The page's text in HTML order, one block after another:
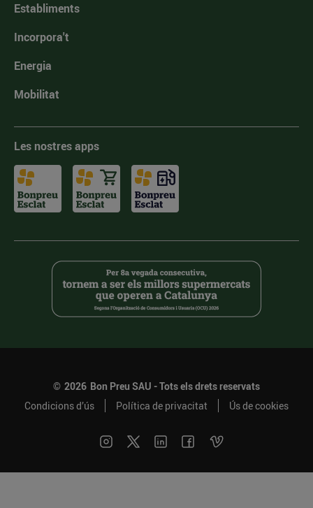
Establiments
Incorpora't
Energia
Mobilitat
Les nostres apps
© 2026 Bon Preu SAU - Tots els drets reservats
Condicions d’ús
Política de privacitat Ús de cookies